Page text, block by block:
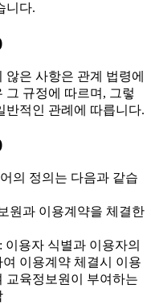
니다.
않은 사항은 관계 법령에
그 규정에 따르며, 그렇
반적인 관례에 따릅니다.
의 정의는 다음과 같습
원과 이용계약을 체결한
용자 식별과 이용자의
이용계약 체결시 이용
교육정보원이 부여하는